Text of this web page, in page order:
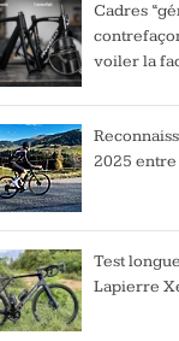
Cadres
voiler la
2025
Test
Lapierre